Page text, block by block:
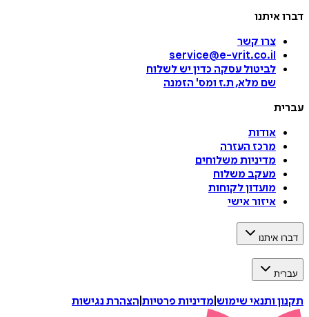
דברו איתנו
צרו קשר
service@e-vrit.co.il
לביטול עסקה כדין יש לשלוח
שם מלא, ת.ז ומס' הזמנה
עברית
אודות
מרכז העזרה
מדיניות משלוחים
מעקב משלוח
מועדון לקוחות
איזור אישי
דברו איתנו
עברית
תקנון ותנאי שימוש מדיניות פרטיות הצהרת נגישות